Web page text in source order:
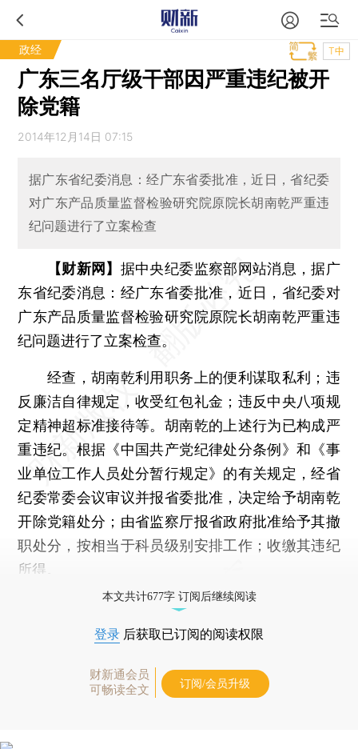
政经 T中
广东三名厅级干部因严重违纪被开
除党籍
2014年12月14日 07:15
据广东省纪委消息：经广东省委批准，近日，省纪委
对广东产品质量监督检验研究院原院长胡南乾严重违
纪问题进行了立案检查
【财新网】 据中央纪委监察部网站消息，据广
东省纪委消息：经广东省委批准，近日，省纪委对
广东产品质量监督检验研究院原院长胡南乾严重违
纪问题进行了立案检查。
经查，胡南乾利用职务上的便利谋取私利；违
反廉洁自律规定，收受红包礼金；违反中央八项规
定精神超标准接待等。胡南乾的上述行为已构成严
重违纪。根据《中国共产党纪律处分条例》和《事
业单位工作人员处分暂行规定》的有关规定，经省
纪委常委会议审议并报省委批准，决定给予胡南乾
开除党籍处分；由省监察厅报省政府批准给予其撤
职处分，按相当于科员级别安排工作；收缴其违纪
所得。
本文共计677字 订阅后继续阅读
登录 后获取已订阅的阅读权限
财新通会员
可畅读全文
订阅/会员升级